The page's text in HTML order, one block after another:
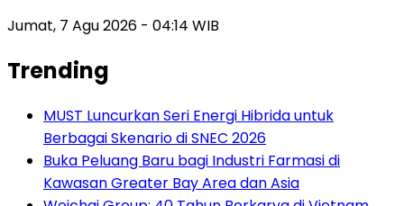
Jumat, 7 Agu 2026 - 04:14 WIB
Trending
MUST Luncurkan Seri Energi Hibrida untuk
Berbagai Skenario di SNEC 2026
Buka Peluang Baru bagi Industri Farmasi di
Kawasan Greater Bay Area dan Asia